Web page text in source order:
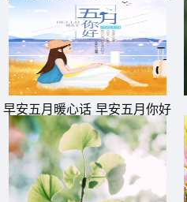
别漂亮的早上好图片
早安五月暖心话 早安五月你好
文字图片